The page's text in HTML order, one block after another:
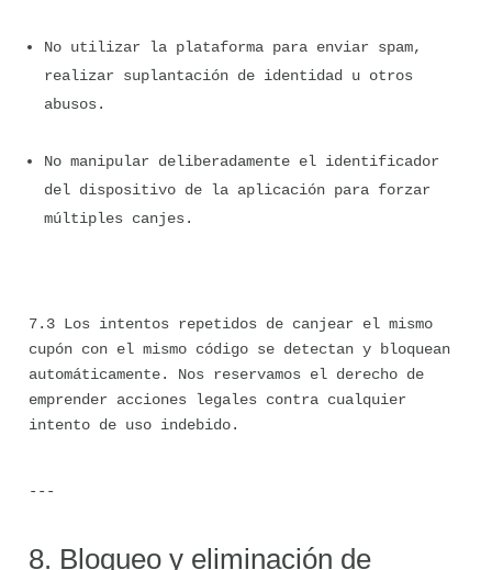
No utilizar la plataforma para enviar spam,
realizar suplantación de identidad u otros
abusos.
No manipular deliberadamente el identificador
del dispositivo de la aplicación para forzar
múltiples canjes.
7.3 Los intentos repetidos de canjear el mismo
cupón con el mismo código se detectan y bloquean
automáticamente. Nos reservamos el derecho de
emprender acciones legales contra cualquier
intento de uso indebido.
---
8. Bloqueo y eliminación de